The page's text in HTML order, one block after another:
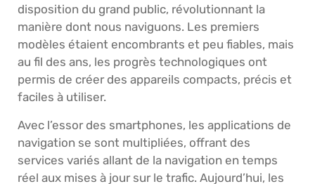
disposition du grand public, révolutionnant la
manière dont nous naviguons. Les premiers
modèles étaient encombrants et peu fiables, mais
au fil des ans, les progrès technologiques ont
permis de créer des appareils compacts, précis et
faciles à utiliser.
Avec l’essor des smartphones, les applications de
navigation se sont multipliées, offrant des
services variés allant de la navigation en temps
réel aux mises à jour sur le trafic. Aujourd’hui, les